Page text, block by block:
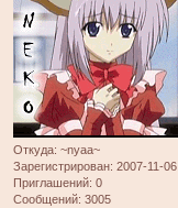
Откуда: ~nyaa~
Зарегистрирован: 2007-11-06
Приглашений: 0
Сообщений: 3005